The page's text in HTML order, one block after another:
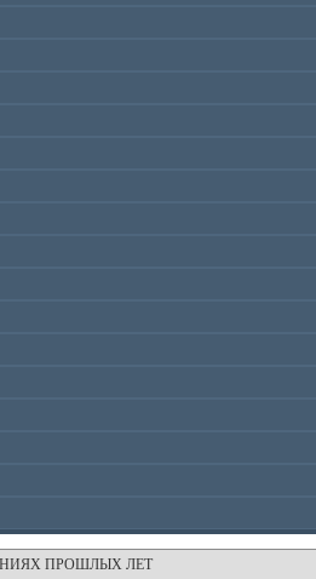
ПРОШЛЫХ ЛЕТ